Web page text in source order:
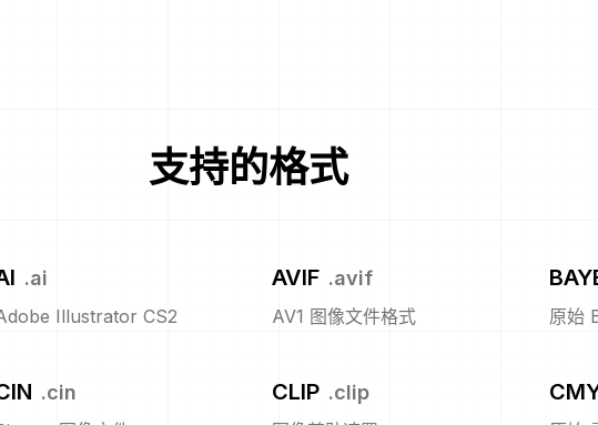
支持的格式
.ai
Illustrator CS2
AVIF .avif
AV1 图像文件格式 原始
.cin CLIP .clip